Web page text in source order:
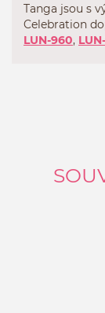
Tanga jsou s
Celebration
LUN-960,